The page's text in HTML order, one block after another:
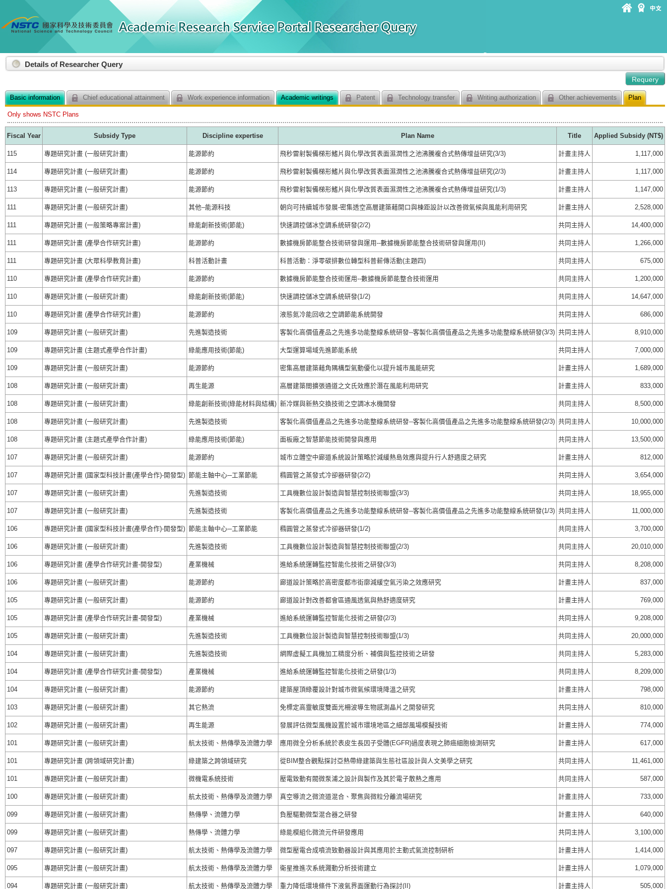
::: Details of Researcher Query
Basic information Chief educational attainment Work experience information Academic writings Patent Technology transfer Writing authorization Other achievements Plan
Only shows NSTC Plans
Fiscal Year Subsidy Type Discipline expertise Plan Name Title Applied Subsidy (NT$)
115 專題研究計畫 (一般研究計畫) 能源節約 飛秒雷射製備梯形鰭片與化學改質表面濕潤性之池沸騰複合式熱傳增益研究(3/3) 計畫主持人 1,117,000
114 專題研究計畫 (一般研究計畫) 能源節約 飛秒雷射製備梯形鰭片與化學改質表面濕潤性之池沸騰複合式熱傳增益研究(2/3) 計畫主持人 1,117,000
113 專題研究計畫 (一般研究計畫) 能源節約 飛秒雷射製備梯形鰭片與化學改質表面濕潤性之池沸騰複合式熱傳增益研究(1/3) 計畫主持人 1,147,000
111 專題研究計畫 (一般研究計畫) 其他–能源科技 朝向可持續城市發展-密集透空高層建築藉開口與棟距設計以改善微氣候與風能利用研究 計畫主持人 2,528,000
111 專題研究計畫 (一般策略專案計畫) 綠能創新技術(節能) 快速調控儲冰空調系統研發(2/2) 共同主持人 14,400,000
111 專題研究計畫 (產學合作研究計畫) 能源節約 數據機房節能整合技術研發與運用--數據機房節能整合技術研發與運用(II) 共同主持人 1,266,000
111 專題研究計畫 (大眾科學教育計畫) 科普活動計畫 科普活動：淨零碳排數位轉型科普薪傳活動(主題四) 共同主持人 675,000
110 專題研究計畫 (產學合作研究計畫) 能源節約 數據機房節能整合技術運用--數據機房節能整合技術運用 共同主持人 1,200,000
110 專題研究計畫 (一般研究計畫) 綠能創新技術(節能) 快速調控儲冰空調系統研發(1/2) 共同主持人 14,647,000
110 專題研究計畫 (產學合作研究計畫) 能源節約 液態氮冷能回收之空調節能系統開發 共同主持人 686,000
109 專題研究計畫 (一般研究計畫) 先進製造技術 客製化高價值產品之先進多功能整線系統研發--客製化高價值產品之先進多功能整線系統研發(3/3) 共同主持人 8,910,000
109 專題研究計畫 (主題式產學合作計畫) 綠能應用技術(節能) 大型運算場域先進節能系統 共同主持人 7,000,000
109 專題研究計畫 (一般研究計畫) 能源節約 密集高層建築藉角隅構型氣動優化以提升城市風能研究 計畫主持人 1,689,000
108 專題研究計畫 (一般研究計畫) 再生能源 高層建築間擴張通道之文氏效應於潛在風能利用研究 計畫主持人 833,000
108 專題研究計畫 (一般研究計畫) 綠能創新技術(綠能材料與結構) 新冷媒與新熱交換技術之空調冰水機開發 共同主持人 8,500,000
108 專題研究計畫 (一般研究計畫) 先進製造技術 客製化高價值產品之先進多功能整線系統研發--客製化高價值產品之先進多功能整線系統研發(2/3) 共同主持人 10,000,000
108 專題研究計畫 (主題式產學合作計畫) 綠能應用技術(節能) 面板廠之智慧節能技術開發與應用 共同主持人 13,500,000
107 專題研究計畫 (一般研究計畫) 能源節約 城市立體空中廊道系統設計策略於減緩熱島效應與提升行人舒適度之研究 計畫主持人 812,000
107 專題研究計畫 (國家型科技計畫(產學合作)-開發型) 節能主軸中心─工業節能 橢圓管之蒸發式冷卻器研發(2/2) 共同主持人 3,654,000
107 專題研究計畫 (一般研究計畫) 先進製造技術 工具機數位設計製造與智慧控制技術聯盟(3/3) 共同主持人 18,955,000
107 專題研究計畫 (一般研究計畫) 先進製造技術 客製化高價值產品之先進多功能整線系統研發--客製化高價值產品之先進多功能整線系統研發(1/3) 共同主持人 11,000,000
106 專題研究計畫 (國家型科技計畫(產學合作)-開發型) 節能主軸中心─工業節能 橢圓管之蒸發式冷卻器研發(1/2) 共同主持人 3,700,000
106 專題研究計畫 (一般研究計畫) 先進製造技術 工具機數位設計製造與智慧控制技術聯盟(2/3) 共同主持人 20,010,000
106 專題研究計畫 (產學合作研究計畫-開發型) 產業機械 進給系統運轉監控智能化技術之研發(3/3) 共同主持人 8,208,000
106 專題研究計畫 (一般研究計畫) 能源節約 廊道設計策略於高密度都市街廓減緩空氣污染之效應研究 計畫主持人 837,000
105 專題研究計畫 (一般研究計畫) 能源節約 廊道設計對改善都會區通風透氣與熱舒適度研究 計畫主持人 769,000
105 專題研究計畫 (產學合作研究計畫-開發型) 產業機械 進給系統運轉監控智能化技術之研發(2/3) 共同主持人 9,208,000
105 專題研究計畫 (一般研究計畫) 先進製造技術 工具機數位設計製造與智慧控制技術聯盟(1/3) 共同主持人 20,000,000
104 專題研究計畫 (一般研究計畫) 先進製造技術 網際虛擬工具機加工精度分析、補償與監控技術之研發 共同主持人 5,283,000
104 專題研究計畫 (產學合作研究計畫-開發型) 產業機械 進給系統運轉監控智能化技術之研發(1/3) 共同主持人 8,209,000
104 專題研究計畫 (一般研究計畫) 能源節約 建築屋頂綠覆設計對城市微氣候環境降溫之研究 計畫主持人 798,000
103 專題研究計畫 (一般研究計畫) 其它熱流 免標定高靈敏度雙面光柵波導生物感測晶片之開發研究 共同主持人 810,000
102 專題研究計畫 (一般研究計畫) 再生能源 發展評估微型風機設置於城市環境地區之細部風場模擬技術 計畫主持人 774,000
101 專題研究計畫 (一般研究計畫) 航太技術、熱傳學及流體力學 應用微全分析系統於表皮生長因子受體(EGFR)過度表現之肺癌細胞檢測研究 計畫主持人 617,000
101 專題研究計畫 (跨領域研究計畫) 綠建築之跨領域研究 從BIM整合觀點探討亞熱帶綠建築與生態社區設計與人文美學之研究 共同主持人 11,461,000
101 專題研究計畫 (一般研究計畫) 微機電系統技術 壓電致動有閥微泵浦之設計與製作及其於電子散熱之應用 共同主持人 587,000
100 專題研究計畫 (一般研究計畫) 航太技術、熱傳學及流體力學 真空導流之微流道混合、聚焦與微粒分離流場研究 計畫主持人 733,000
099 專題研究計畫 (一般研究計畫) 熱傳學、流體力學 負壓驅動微型混合器之研發 計畫主持人 640,000
099 專題研究計畫 (一般研究計畫) 熱傳學、流體力學 綠能模組化微流元件研發應用 共同主持人 3,100,000
097 專題研究計畫 (一般研究計畫) 航太技術、熱傳學及流體力學 微型壓電合成噴流致動器設計與其應用於主動式氣流控制研析 計畫主持人 1,414,000
095 專題研究計畫 (一般研究計畫) 航太技術、熱傳學及流體力學 衛星推進次系統濺動分析技術建立 計畫主持人 1,079,000
094 專題研究計畫 (一般研究計畫) 航太技術、熱傳學及流體力學 重力降低環境條件下液氣界面運動行為探討(II) 計畫主持人 505,000